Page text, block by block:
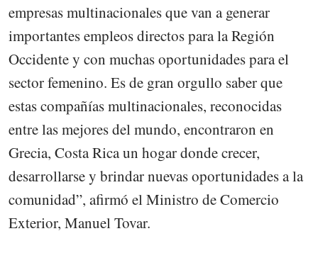
empresas multinacionales que van a generar
importantes empleos directos para la Región
Occidente y con muchas oportunidades para el
sector femenino. Es de gran orgullo saber que
estas compañías multinacionales, reconocidas
entre las mejores del mundo, encontraron en
Grecia, Costa Rica un hogar donde crecer,
desarrollarse y brindar nuevas oportunidades a la
comunidad”, afirmó el Ministro de Comercio
Exterior, Manuel Tovar.